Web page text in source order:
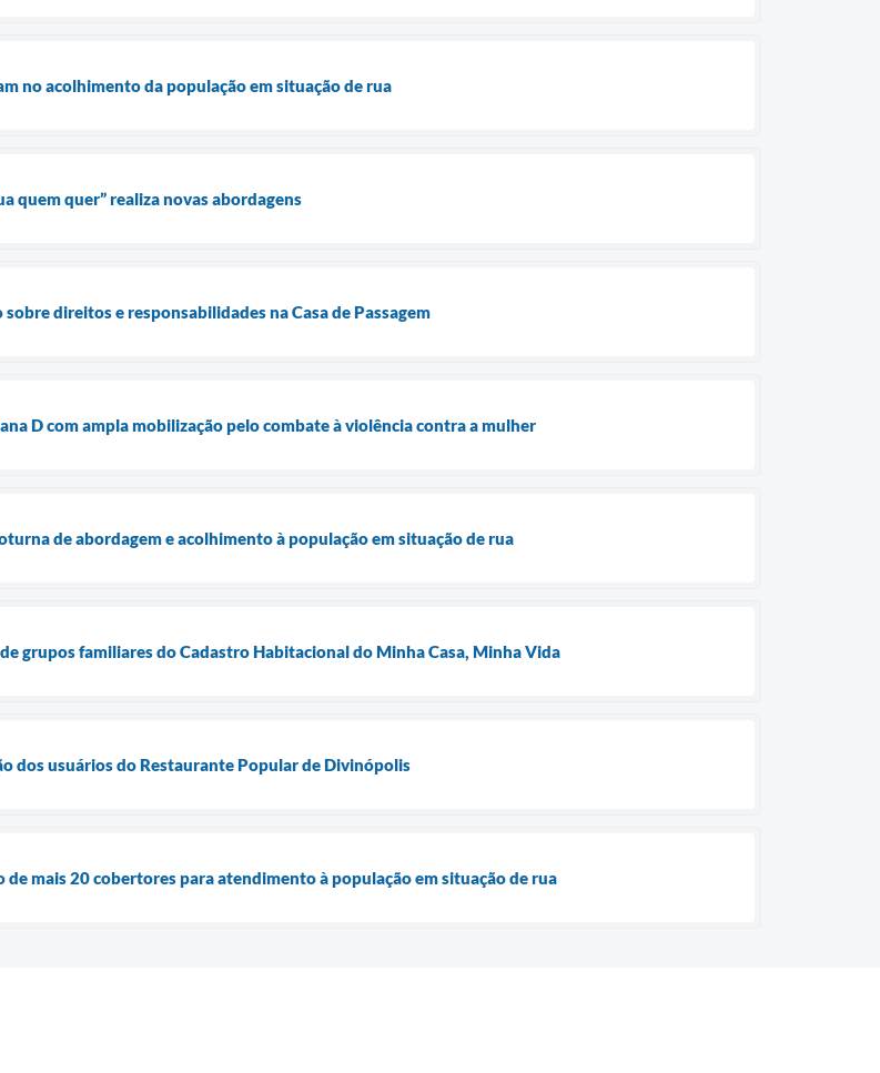
no acolhimento da população em situação de rua
quem quer” realiza novas abordagens
direitos e responsabilidades na Casa de Passagem
D com ampla mobilização pelo combate à violência contra a mulher
de abordagem e acolhimento à população em situação de rua
grupos familiares do Cadastro Habitacional do Minha Casa, Minha Vida
dos usuários do Restaurante Popular de Divinópolis
mais 20 cobertores para atendimento à população em situação de rua